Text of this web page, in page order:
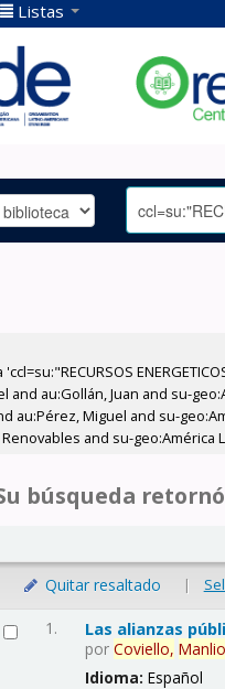
Listas
and au:Gollán, Juan and su-
au:Pérez, Miguel and su-
and su-geo:América
búsqueda
Quitar resaltado |
1. Las alianzas
porCoviello, Manlio
Idioma:Español